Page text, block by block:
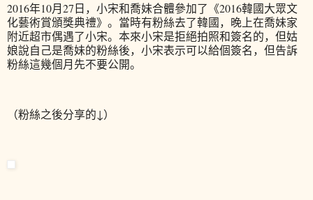
2016年10月27日，小宋和喬妹合體參加了《2016韓國大眾文
化藝術賞頒獎典禮》。當時有粉絲去了韓國，晚上在喬妹家
附近超市偶遇了小宋。本來小宋是拒絕拍照和簽名的，但姑
娘說自己是喬妹的粉絲後，小宋表示可以給個簽名，但告訴
粉絲這幾個月先不要公開。
（粉絲之後分享的↓）